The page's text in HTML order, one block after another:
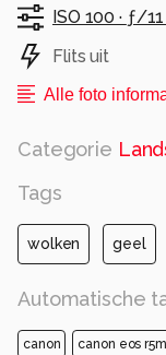
ISO 100 · ƒ/11
Flits uit
Alle foto
Categorie
Tags
wolken geel
Automatische
canon canon eos